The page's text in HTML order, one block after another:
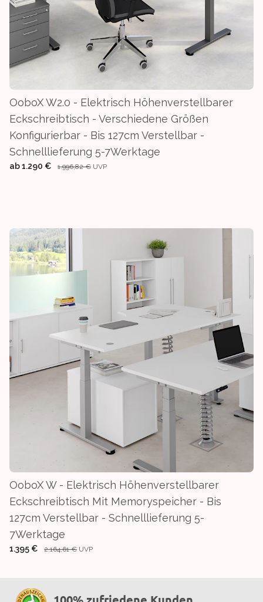
OoboX W2.0 - Elektrisch Höhenverstellbarer
Eckschreibtisch - Verschiedene Größen
Konfigurierbar - Bis 127cm Verstellbar -
Schnelllieferung 5-7Werktage
ab1.290 € 1.996,82 € UVP
OoboX W - Elektrisch Höhenverstellbarer
Eckschreibtisch Mit Memoryspeicher - Bis
127cm Verstellbar - Schnelllieferung 5-
7Werktage
1.395 € 2.164,61 € UVP